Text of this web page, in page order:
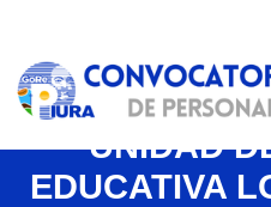
UNIDAD
EDUCATIVA